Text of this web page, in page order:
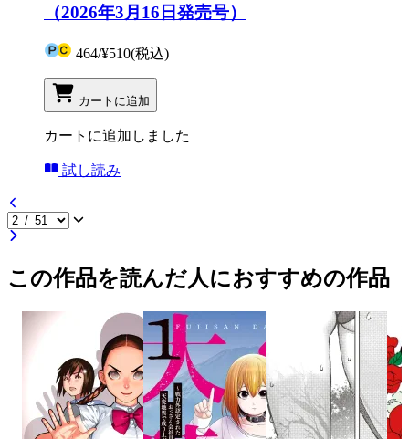
（2026年3月16日発売号）
464/¥510(税込)
カートに追加
カートに追加しました
試し読み
この作品を読んだ人におすすめの作品